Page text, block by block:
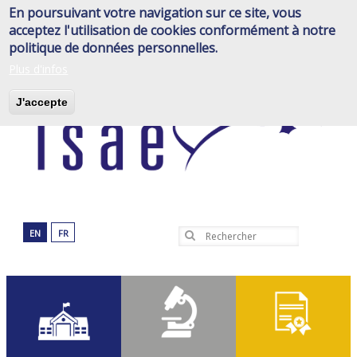
En poursuivant votre navigation sur ce site, vous
acceptez l'utilisation de cookies conformément à notre
politique de données personnelles.
J'accepte
Aller
au
contenu
principal
EN FR Rechercher